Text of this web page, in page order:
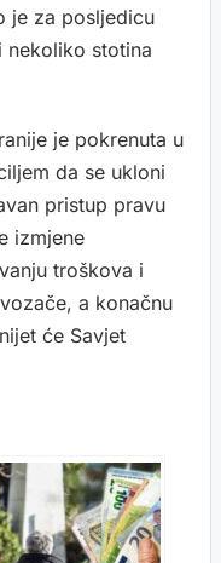
je za posljedicu
stotina
je pokrenuta u
da se ukloni
pristup pravu
izmjene
troškova i
a konačnu
će Savjet